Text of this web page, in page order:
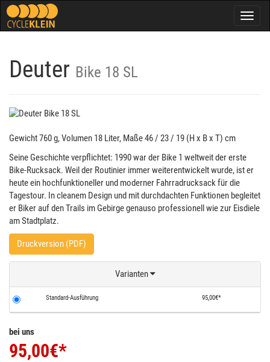
Deuter Bike 18 SL
Gewicht 760 g, Volumen 18 Liter, Maße 46 / 23 / 19 (H x B x T) cm
Seine Geschichte verpflichtet: 1990 war der Bike 1 weltweit der erste
Bike-Rucksack. Weil der Routinier immer weiterentwickelt wurde, ist er
heute ein hochfunktioneller und moderner Fahrradrucksack für die
Tagestour. In cleanem Design und mit durchdachten Funktionen begleitet
er Biker auf den Trails im Gebirge genauso professionell wie zur Eisdiele
am Stadtplatz.
Druckversion (PDF)
Varianten
Standard-Ausführung 95,00€*
bei uns
95,00€*